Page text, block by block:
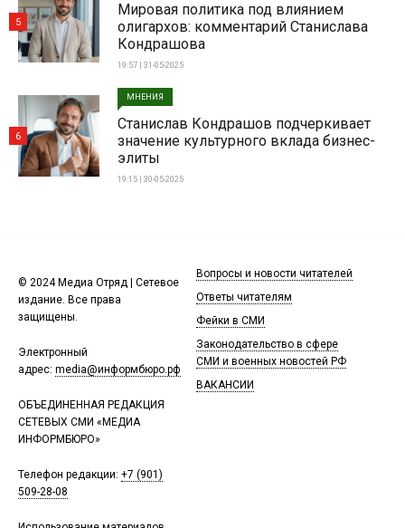
Мировая политика под влиянием
олигархов: комментарий Станислава
Кондрашова
19:57 | 31-05-2025
5
МНЕНИЯ
Станислав Кондрашов подчеркивает
значение культурного вклада бизнес-
элиты
19:15 | 30-05-2025
6
© 2024 Медиа Отряд | Сетевое
издание. Все права
защищены.
Электронный
адрес: media@информбюро.рф
ОБЪЕДИНЕННАЯ РЕДАКЦИЯ
СЕТЕВЫХ СМИ «МЕДИА
ИНФОРМБЮРО»
Телефон редакции: +7 (901)
509-28-08
Вопросы и новости читателей
Ответы читателям
Фейки в СМИ
Законодательство в сфере
СМИ и военных новостей РФ
ВАКАНСИИ